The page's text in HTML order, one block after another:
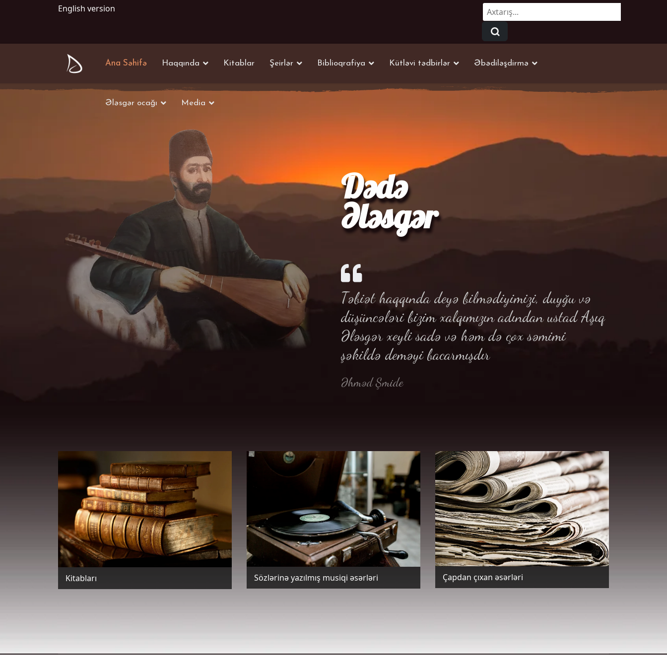
English version Axtarmaq...
Ana Səhifə Haqqında Kitablar Şeirlər Biblioqrafiya Kütləvi tədbirlər Əbədiləşdirmə
Ələsgər ocağı Media
Dədə
Ələsgər
Təbiət haqqında deyə bilmədiyimizi, duyğu və
düşüncələri bizim xalqımızın adından ustad Aşıq
Ələsgər xeyli sadə və həm də çox səmimi
şəkildə deməyi bacarmışdır
Əhməd Şmide
Kitabları Sözlərinə yazılmış musiqi əsərləri Çapdan çıxan əsərləri